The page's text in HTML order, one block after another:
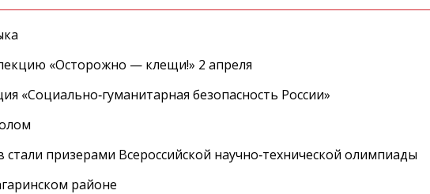
«Осторожно — клещи!» 2 апреля
«Социально‑гуманитарная безопасность России»
призерами Всероссийской научно‑технической олимпиады
районе